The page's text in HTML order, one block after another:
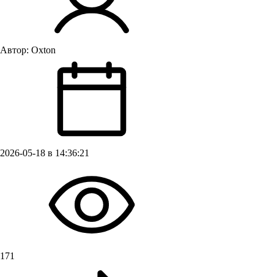
Автор: Oxton
2026-05-18 в 14:36:21
171